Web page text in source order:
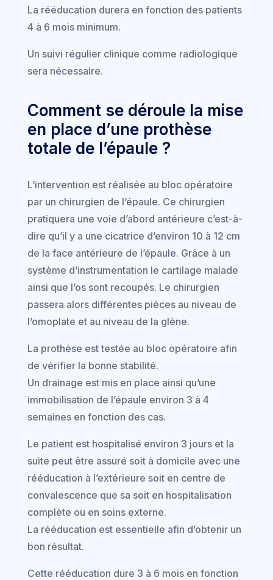
La rééducation durera en fonction des patients
4 à 6 mois minimum.
Un suivi régulier clinique comme radiologique
sera nécessaire.
Comment se déroule la mise
en place d’une prothèse
totale de l’épaule ?
L’intervention est réalisée au bloc opératoire
par un chirurgien de l’épaule. Ce chirurgien
pratiquera une voie d’abord antérieure c’est-à-
dire qu’il y a une cicatrice d’environ 10 à 12 cm
de la face antérieure de l’épaule. Grâce à un
système d’instrumentation le cartilage malade
ainsi que l’os sont recoupés. Le chirurgien
passera alors différentes pièces au niveau de
l’omoplate et au niveau de la glène.
La prothèse est testée au bloc opératoire afin
de vérifier la bonne stabilité.
Un drainage est mis en place ainsi qu’une
immobilisation de l’épaule environ 3 à 4
semaines en fonction des cas.
Le patient est hospitalisé environ 3 jours et la
suite peut être assuré soit à domicile avec une
rééducation à l’extérieure soit en centre de
convalescence que sa soit en hospitalisation
complète ou en soins externe.
La rééducation est essentielle afin d’obtenir un
bon résultat.
Cette rééducation dure 3 à 6 mois en fonction